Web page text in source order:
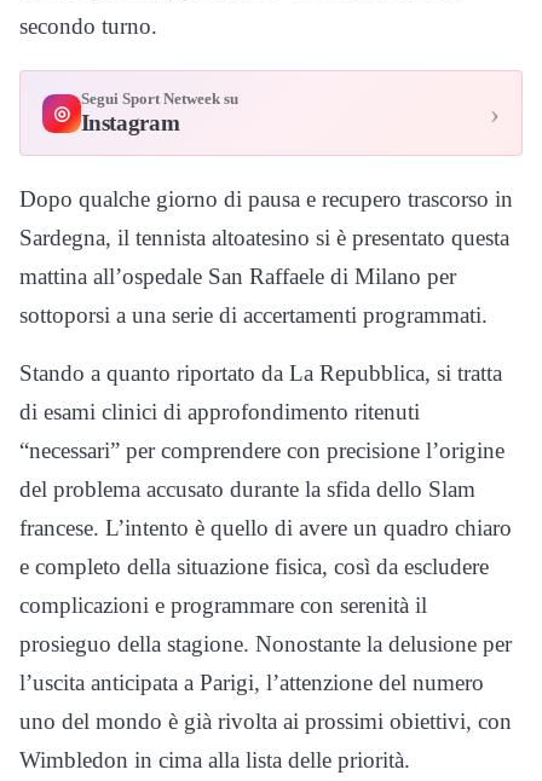
secondo turno.
◎
Segui Sport Netweek su
Instagram ›
Dopo qualche giorno di pausa e recupero trascorso in
Sardegna, il tennista altoatesino si è presentato questa
mattina all’ospedale San Raffaele di Milano per
sottoporsi a una serie di accertamenti programmati.
Stando a quanto riportato da La Repubblica, si tratta
di esami clinici di approfondimento ritenuti
“necessari” per comprendere con precisione l’origine
del problema accusato durante la sfida dello Slam
francese. L’intento è quello di avere un quadro chiaro
e completo della situazione fisica, così da escludere
complicazioni e programmare con serenità il
prosieguo della stagione. Nonostante la delusione per
l’uscita anticipata a Parigi, l’attenzione del numero
uno del mondo è già rivolta ai prossimi obiettivi, con
Wimbledon in cima alla lista delle priorità.